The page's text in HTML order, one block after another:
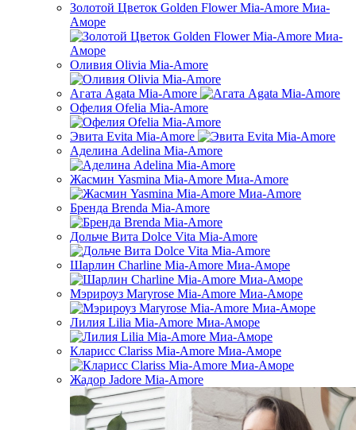
Золотой Цветок Golden Flower Mia-Amore Миа-
Аморе
Оливия Olivia Mia-Amore
Агата Agata Mia-Amore
Офелия Ofelia Mia-Amore
Эвита Evita Mia-Amore
Аделина Adelina Mia-Amore
Жасмин Yasmina Mia-Amore Миа-Amore
Бренда Brenda Mia-Amore
Дольче Вита Dolce Vita Mia-Amore
Шарлин Charline Mia-Amore Миа-Аморе
Мэрироуз Maryrose Mia-Amore Миа-Аморе
Лилия Lilia Mia-Amore Миа-Аморе
Кларисс Clariss Mia-Amore Миа-Аморе
Жадор Jadore Mia-Amore